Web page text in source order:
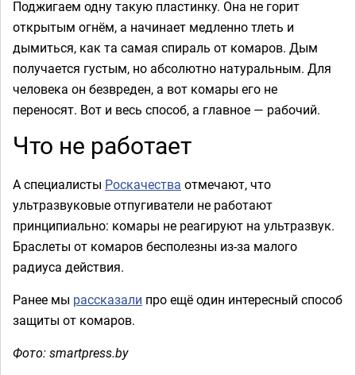
Поджигаем одну такую пластинку. Она не горит
открытым огнём, а начинает медленно тлеть и
дымиться, как та самая спираль от комаров. Дым
получается густым, но абсолютно натуральным. Для
человека он безвреден, а вот комары его не
переносят. Вот и весь способ, а главное — рабочий.
Что не работает
А специалисты Роскачества отмечают, что
ультразвуковые отпугиватели не работают
принципиально: комары не реагируют на ультразвук.
Браслеты от комаров бесполезны из-за малого
радиуса действия.
Ранее мы рассказали про ещё один интересный способ
защиты от комаров.
Фото: smartpress.by